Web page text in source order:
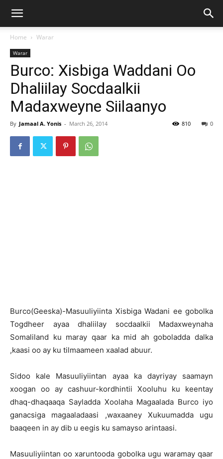
Home Warar
Warar
Burco: Xisbiga Waddani Oo
Dhaliilay Socdaalkii
Madaxweyne Siilaanyo
By Jamaal A. Yonis - March 26, 2014 0
810
Burco(Geeska)-Masuuliyiinta Xisbiga Wadani ee gobolka
Togdheer ayaa dhaliilay socdaalkii Madaxweynaha
Somaliland ku maray qaar ka mid ah goboladda dalka
,kaasi oo ay ku tilmaameen xaalad abuur.
Sidoo kale Masuuliyiintan ayaa ka dayriyay saamayn
xoogan oo ay cashuur-kordhintii Xooluhu ku keentay
dhaq-dhaqaaqa Sayladda Xoolaha Magaalada Burco iyo
ganacsiga magaaladaasi ,waxaaney Xukuumadda ugu
baaqeen in ay dib u eegis ku samayso arintaasi.
Masuuliyiintan oo xaruntooda gobolka ugu waramay qaar